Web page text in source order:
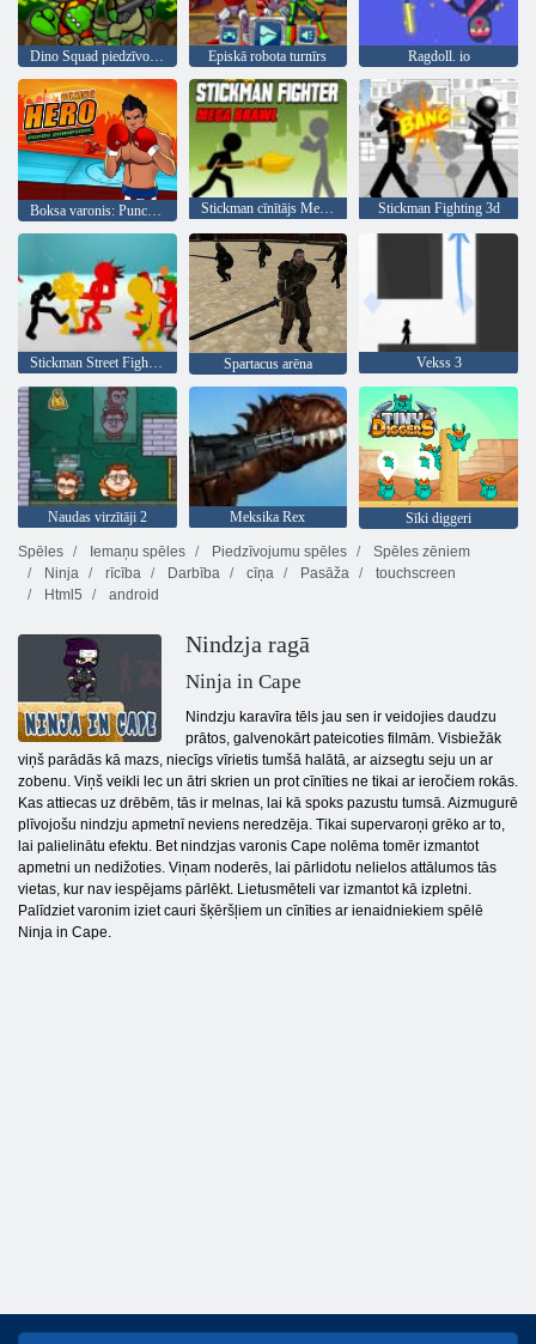
Dino Squad piedzīvojums Episkā robota turnīrs Ragdoll. io
Stickman cīnītājs Mega kautiņš Stickman Fighting 3d
Stickman Street Fight 3d Spartacus arēna Vekss 3
Naudas virzītāji 2 Meksika Rex
Sīki diggeri
Spēles
Iemaņu spēles Piedzīvojumu spēles
Spēles zēniem
Ninja
rīcība Darbība cīņa Pasāža
touchscreen
Html5
android
Nindzja ragā
Ninja in Cape
Nindzju karavīra tēls jau sen ir veidojies daudzu
prātos, galvenokārt pateicoties filmām. Visbiežāk
viņš parādās kā mazs, niecīgs vīrietis tumšā halātā, ar aizsegtu seju un ar
zobenu. Viņš veikli lec un ātri skrien un prot cīnīties ne tikai ar ieročiem rokās.
Kas attiecas uz drēbēm, tās ir melnas, lai kā spoks pazustu tumsā. Aizmugurē
plīvojošu nindzju apmetnī neviens neredzēja. Tikai supervaroņi grēko ar to,
lai palielinātu efektu. Bet nindzjas varonis Cape nolēma tomēr izmantot
apmetni un nedižoties. Viņam noderēs, lai pārlidotu nelielos attālumos tās
vietas, kur nav iespējams pārlēkt. Lietusmēteli var izmantot kā izpletni.
Palīdziet varonim iziet cauri šķēršļiem un cīnīties ar ienaidniekiem spēlē
Ninja in Cape.